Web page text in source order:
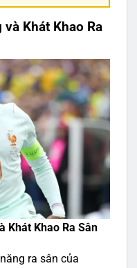
Khát Khao Ra
Khát Khao Ra Sân
ra sân của